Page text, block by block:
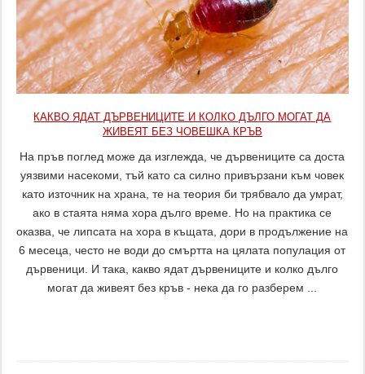
КАКВО ЯДАТ ДЪРВЕНИЦИТЕ И КОЛКО ДЪЛГО МОГАТ ДА
ЖИВЕЯТ БЕЗ ЧОВЕШКА КРЪВ
На пръв поглед може да изглежда, че дървениците са доста
уязвими насекоми, тъй като са силно привързани към човек
като източник на храна, те на теория би трябвало да умрат,
ако в стаята няма хора дълго време. Но на практика се
оказва, че липсата на хора в къщата, дори в продължение на
6 месеца, често не води до смъртта на цялата популация от
дървеници. И така, какво ядат дървениците и колко дълго
могат да живеят без кръв - нека да го разберем ...